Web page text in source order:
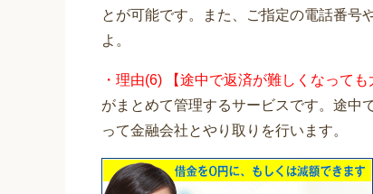
とが可能です。また、ご指定の電話番号
よ。
・理由(6) 【途中で返済が難しくなっても
がまとめて管理するサービスです。途中
って金融会社とやり取りを行います。